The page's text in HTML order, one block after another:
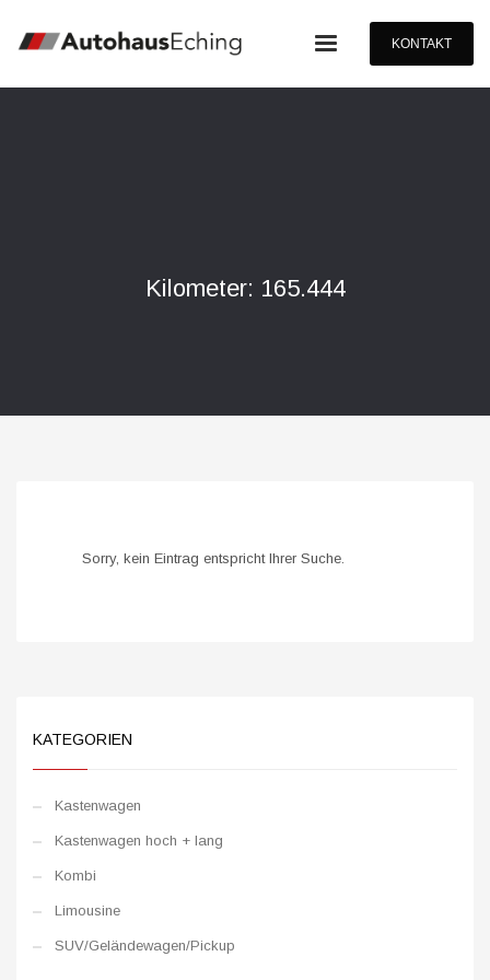
KONTAKT
Kilometer: 165.444
Sorry, kein Eintrag entspricht Ihrer Suche.
KATEGORIEN
Kastenwagen
Kastenwagen hoch + lang
Kombi
Limousine
SUV/Geländewagen/Pickup